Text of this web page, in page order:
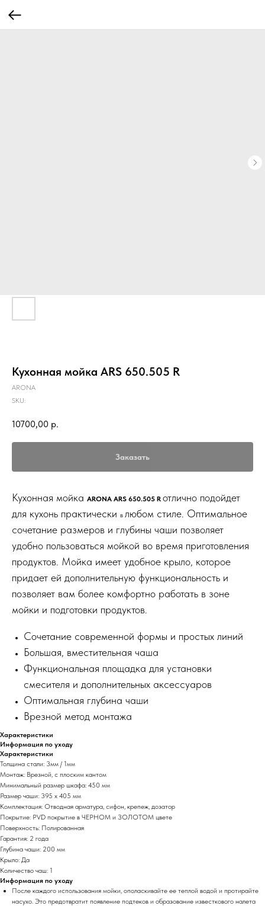
Кухонная мойка ARS 650.505 R
ARONA
SKU:
10700,00 р.
Заказать
Кухонная мойка ARONA ARS 650.505 R отлично подойдет
для кухонь практически в любом стиле. Оптимальное
сочетание размеров и глубины чаши позволяет
удобно пользоваться мойкой во время приготовления
продуктов. Мойка имеет удобное крыло, которое
придает ей дополнительную функциональность и
позволяет вам более комфортно работать в зоне
мойки и подготовки продуктов.
Сочетание современной формы и простых линий
Большая, вместительная чаша
Функциональная площадка для установки
смесителя и дополнительных аксессуаров
Оптимальная глубина чаши
Врезной метод монтажа
Характеристики
Информация по уходу
Характеристики
Толщина стали: 3мм / 1мм
Монтаж: Врезной, с плоским кантом
Минимальный размер шкафа: 450 мм
Размер чаши: 395 х 405 мм
Комплектация: Отводная арматура, сифон, крепеж, дозатор
Покрытие: PVD покрытие в ЧЕРНОМ и ЗОЛОТОМ цвете
Поверхность: Полированная
Гарантия: 2 года
Глубина чаши: 200 мм
Крыло: Да
Количество чаш: 1
Информация по уходу
После каждого использования мойки, ополаскивайте ее теплой водой и протирайте
насухо. Это предотвратит появление подтеков и образование известкового налета